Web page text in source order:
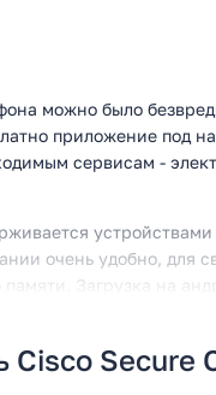
можно было
приложение под
сервисам -
очень удобно, для
памяти. Загрузка на
Cisco